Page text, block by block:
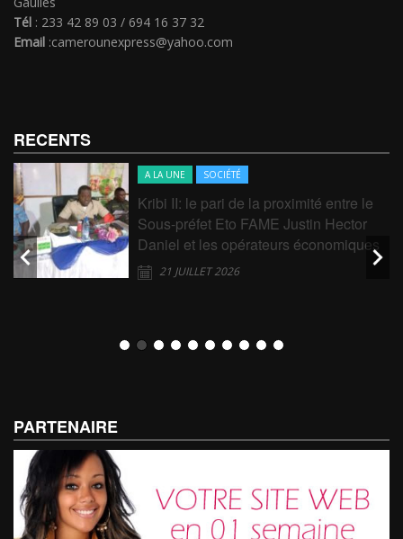
Tél : 233 42 89 03 / 694 16 37 32
Email :camerounexpress@yahoo.com
RECENTS
A LA UNE SOCIÉTÉ
Kribi II: le pari de la proximité entre le
Sous-préfet Eto FAME Justin Hector
Daniel et les opérateurs économiques
21 JUILLET 2026
PARTENAIRE